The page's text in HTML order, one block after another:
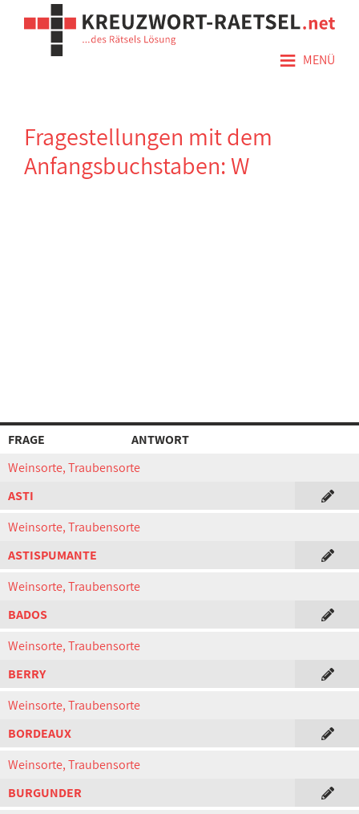
≡ MENÜ
Fragestellungen mit dem
Anfangsbuchstaben: W
FRAGE
ANTWORT
Weinsorte, Traubensorte
ASTI
Weinsorte, Traubensorte
ASTISPUMANTE
Weinsorte, Traubensorte
BADOS
Weinsorte, Traubensorte
BERRY
Weinsorte, Traubensorte
BORDEAUX
Weinsorte, Traubensorte
BURGUNDER